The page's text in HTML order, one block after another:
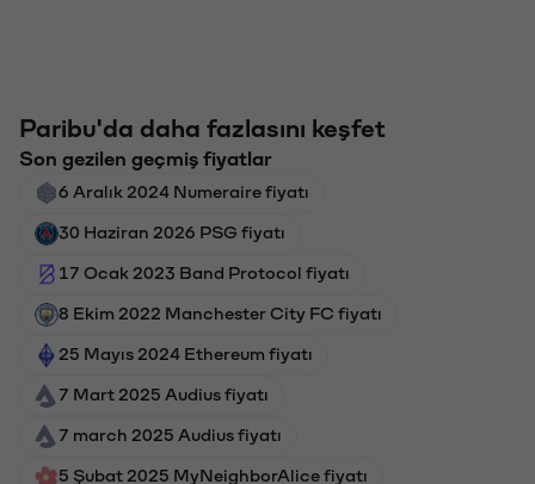
Paribu'da daha fazlasını keşfet
Son gezilen geçmiş fiyatlar
6 Aralık 2024 Numeraire fiyatı
30 Haziran 2026 PSG fiyatı
17 Ocak 2023 Band Protocol fiyatı
8 Ekim 2022 Manchester City FC fiyatı
25 Mayıs 2024 Ethereum fiyatı
7 Mart 2025 Audius fiyatı
7 march 2025 Audius fiyatı
5 Şubat 2025 MyNeighborAlice fiyatı